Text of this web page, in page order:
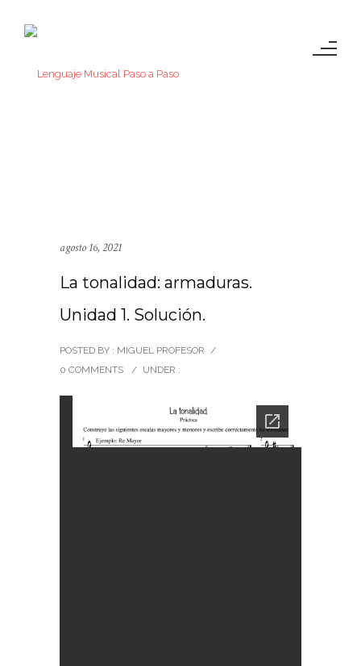
agosto 16, 2021
La tonalidad: armaduras.
Unidad 1. Solución.
POSTED BY : MIGUEL PROFESOR /
0 COMMENTS
/ UNDER :